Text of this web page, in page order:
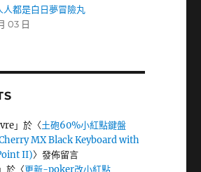
人都是白日夢冒險丸
03 日
」於〈土砲60%小紅點鍵盤
MX Black Keyboard with
II)〉發佈留言
」於〈更新-poker改小紅點